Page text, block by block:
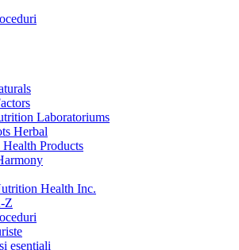
Laboratoriums
Herbal
Products
Health Inc.
Z
esențiali